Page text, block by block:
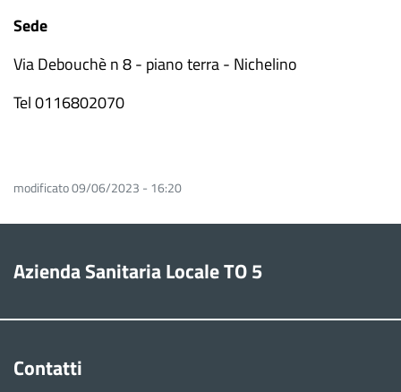
Sede
Via Debouchè n 8 - piano terra - Nichelino
Tel 0116802070
modificato 09/06/2023 - 16:20
Azienda Sanitaria Locale TO 5
Contatti